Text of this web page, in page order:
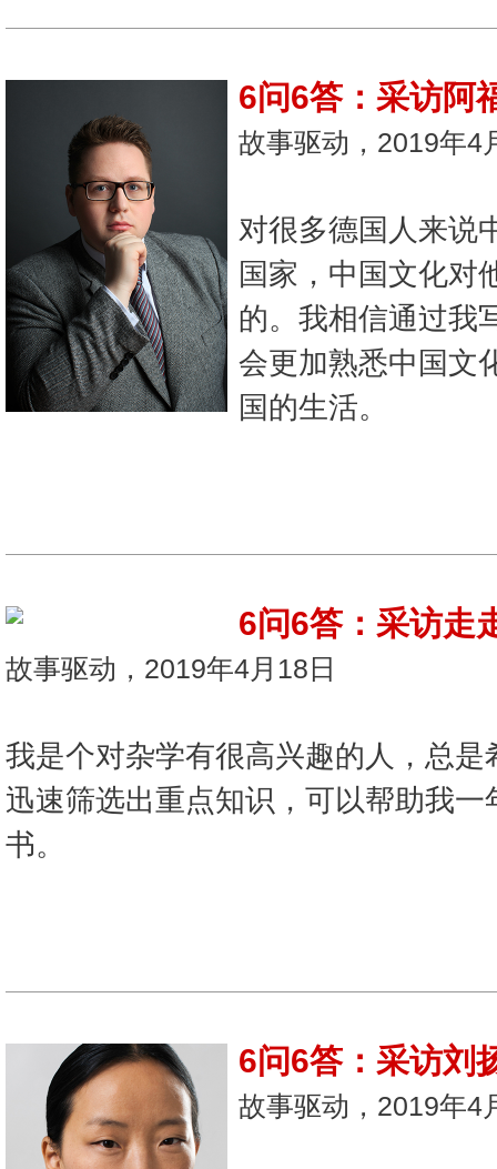
6问6答：采访阿
故事驱动，2019年4
对很多德国人来说
国家，中国文化对
的。我相信通过我
会更加熟悉中国文
国的生活。
6问6答：采访走
故事驱动，2019年4月18日
我是个对杂学有很高兴趣的人，总
迅速筛选出重点知识，可以帮助我
书。
6问6答：采访刘
故事驱动，2019年4